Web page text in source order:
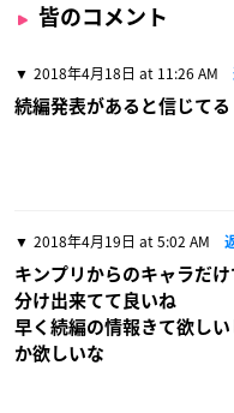
皆のコメント
2018年4月18日 at 11:26 AM
続編発表があると信じてる
2018年4月19日 at 5:02 AM
キンプリからのキャラだ
分け出来てて良いね
早く続編の情報きて欲し
か欲しいな